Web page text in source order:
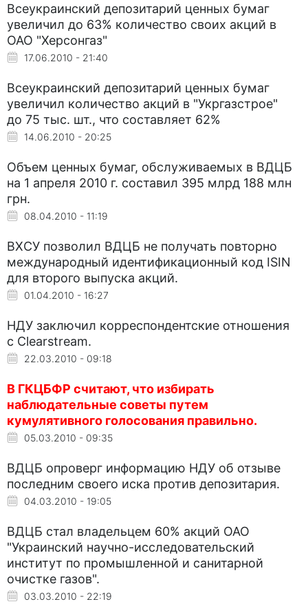
Всеукраинский депозитарий ценных бумаг
увеличил до 63% количество своих акций в
ОАО "Херсонгаз"
17.06.2010 - 21:40
Всеукраинский депозитарий ценных бумаг
увеличил количество акций в "Укргазстрое"
до 75 тыс. шт., что составляет 62%
14.06.2010 - 20:25
Объем ценных бумаг, обслуживаемых в ВДЦБ
на 1 апреля 2010 г. составил 395 млрд 188 млн
грн.
08.04.2010 - 11:19
ВХСУ позволил ВДЦБ не получать повторно
международный идентификационный код ISIN
для второго выпуска акций.
01.04.2010 - 16:27
НДУ заключил корреспондентские отношения
с Clearstream.
22.03.2010 - 09:18
В ГКЦБФР считают, что избирать
наблюдательные советы путем
кумулятивного голосования правильно.
05.03.2010 - 09:35
ВДЦБ опроверг информацию НДУ об отзыве
последним своего иска против депозитария.
04.03.2010 - 19:05
ВДЦБ стал владельцем 60% акций ОАО
"Украинский научно-исследовательский
институт по промышленной и санитарной
очистке газов".
03.03.2010 - 22:19